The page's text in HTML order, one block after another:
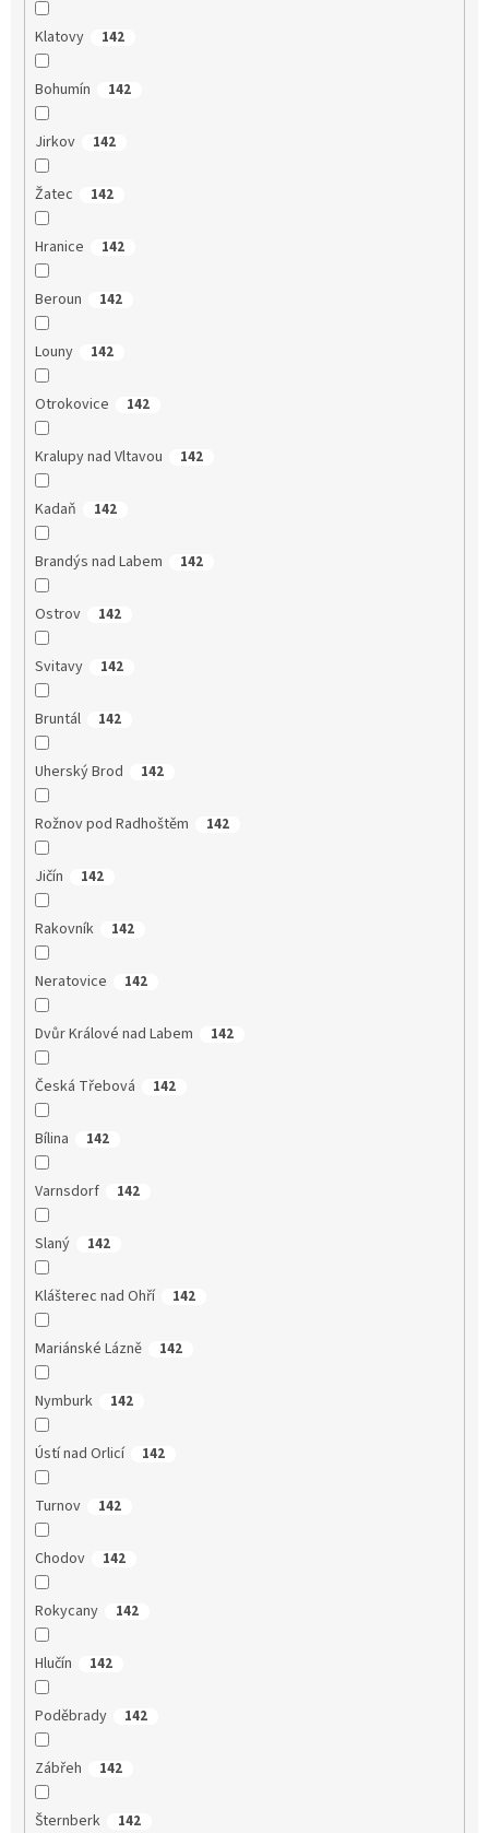
Klatovy 142
Bohumín 142
Jirkov 142
Žatec 142
Hranice 142
Beroun 142
Louny 142
Otrokovice 142
Kralupy nad Vltavou 142
Kadaň 142
Brandýs nad Labem 142
Ostrov 142
Svitavy 142
Bruntál 142
Uherský Brod 142
Rožnov pod Radhoštěm 142
Jičín 142
Rakovník 142
Neratovice 142
Dvůr Králové nad Labem 142
Česká Třebová 142
Bílina 142
Varnsdorf 142
Slaný 142
Klášterec nad Ohří 142
Mariánské Lázně 142
Nymburk 142
Ústí nad Orlicí 142
Turnov 142
Chodov 142
Rokycany 142
Hlučín 142
Poděbrady 142
Zábřeh 142
Šternberk 142